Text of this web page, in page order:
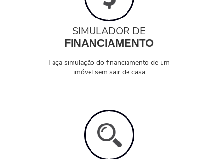
SIMULADOR DE
FINANCIAMENTO
Faça simulação do financiamento de um
imóvel sem sair de casa